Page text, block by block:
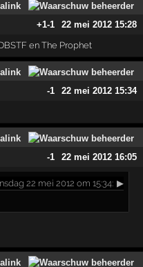
+1-1 22 mei 2012 15:28
en The Prophet
-1
22 mei 2012 15:34
-1
22 mei 2012 16:05
22 mei 2012 om 15:34: ▶